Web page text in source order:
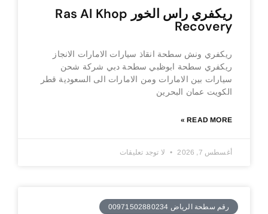
ريكفري راس الخور Ras Al Khop
Recovery
ريكفري ونش سطحة انقاذ سيارات الامارات الانجاز
ريكفري سطحة ابوظبي سطحة دبي شركة شحن
سيارات بين الامارات ومن الامارات الى السعودية قطر
الكويت عمان البحرين
READ MORE »
أغسطس 7, 2026 لا توجد تعليقات
رقم سطحة الرياض 00971502880234